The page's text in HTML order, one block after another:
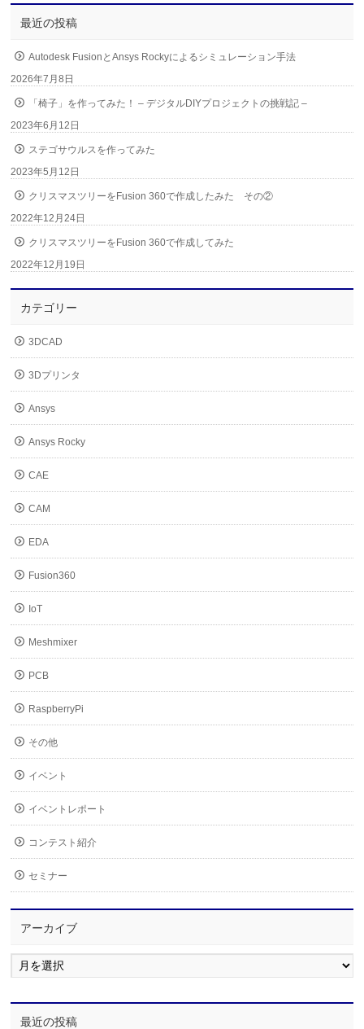
開
き
ま
最近の投稿
Autodesk FusionとAnsys Rockyによるシミュレーション手法
2026年7月8日
「椅子」を作ってみた！ – デジタルDIYプロジェクトの挑戦記 –
2023年6月12日
ステゴサウルスを作ってみた
2023年5月12日
クリスマスツリーをFusion 360で作成したみた その②
2022年12月24日
クリスマスツリーをFusion 360で作成してみた
2022年12月19日
カテゴリー
3DCAD
3Dプリンタ
Ansys
Ansys Rocky
CAE
CAM
EDA
Fusion360
IoT
Meshmixer
PCB
RaspberryPi
その他
イベント
イベントレポート
コンテスト紹介
セミナー
アーカイブ
最近の投稿